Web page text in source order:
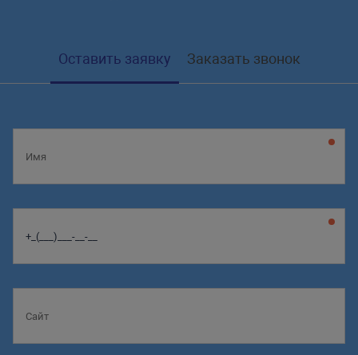
Оставить заявку Заказать звонок